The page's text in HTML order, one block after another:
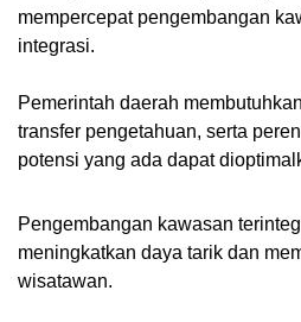
mempercepat pengembangan
integrasi.
Pemerintah daerah
transfer pengetahuan, serta
potensi yang ada dapat
Pengembangan kawasan
meningkatkan daya tarik dan
wisatawan.